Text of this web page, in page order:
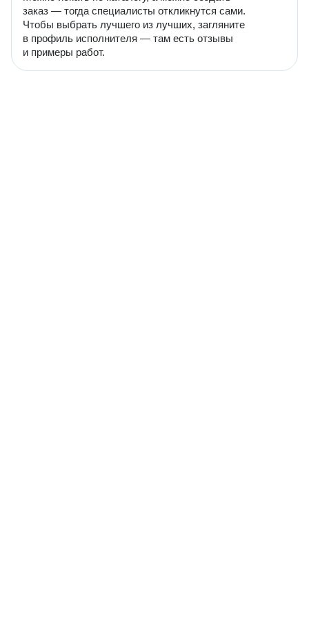
заказ — тогда специалисты откликнутся сами.
Чтобы выбрать лучшего из лучших, загляните
в профиль исполнителя — там есть отзывы
и примеры работ.